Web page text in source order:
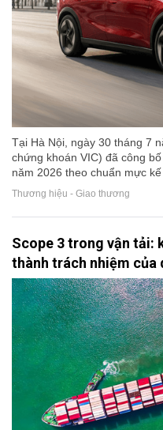
Tại Hà Nội, ngày 30 tháng 7
chứng khoán VIC) đã công
năm 2026 theo chuẩn mực kế
Thương hiệu - Giao thương
Scope 3 trong vận tải:
thành trách nhiệm của